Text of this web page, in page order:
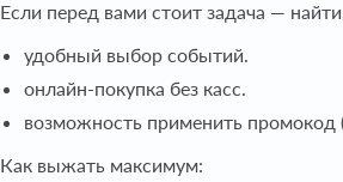
Если перед вами стоит задача —
удобный выбор событий.
онлайн-покупка без касс.
возможность применить промокод
Как выжать максимум: